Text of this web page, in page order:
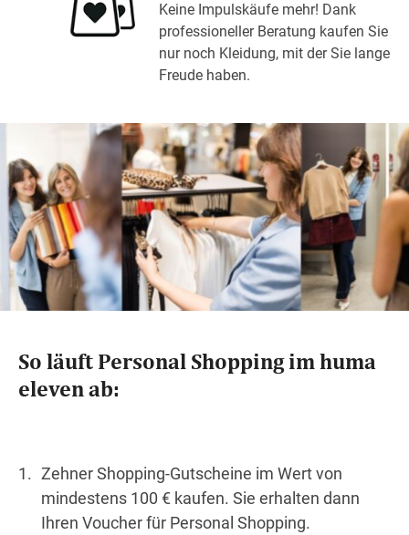
Keine Impulskäufe mehr! Dank
professioneller Beratung kaufen Sie
nur noch Kleidung, mit der Sie lange
Freude haben.
So läuft Personal Shopping im huma
eleven ab:
Zehner Shopping-Gutscheine im Wert von
mindestens 100 € kaufen. Sie erhalten dann
Ihren Voucher für Personal Shopping.